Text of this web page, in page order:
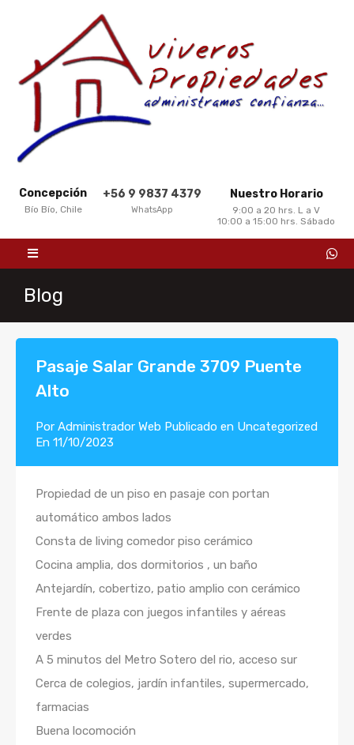
Concepción
Bío Bío, Chile
+56 9 9837 4379
WhatsApp
Nuestro Horario
9:00 a 20 hrs. L a V
10:00 a 15:00 hrs. Sábado
Blog
Pasaje Salar Grande 3709 Puente
Alto
Por Administrador Web Publicado en Uncategorized
En 11/10/2023
Propiedad de un piso en pasaje con portan
automático ambos lados
Consta de living comedor piso cerámico
Cocina amplia, dos dormitorios , un baño
Antejardín, cobertizo, patio amplio con cerámico
Frente de plaza con juegos infantiles y aéreas
verdes
A 5 minutos del Metro Sotero del rio, acceso sur
Cerca de colegios, jardín infantiles, supermercado,
farmacias
Buena locomoción